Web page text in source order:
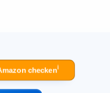
checkenℹ︎